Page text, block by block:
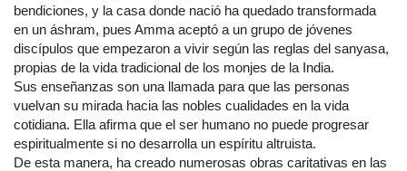
bendiciones, y la casa donde nació ha quedado transformada
en un áshram, pues Amma aceptó a un grupo de jóvenes
discípulos que empezaron a vivir según las reglas del sanyasa,
propias de la vida tradicional de los monjes de la India.
Sus enseñanzas son una llamada para que las personas
vuelvan su mirada hacia las nobles cualidades en la vida
cotidiana. Ella afirma que el ser humano no puede progresar
espiritualmente si no desarrolla un espíritu altruista.
De esta manera, ha creado numerosas obras caritativas en las